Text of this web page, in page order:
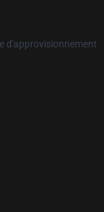
d'approvisionnement